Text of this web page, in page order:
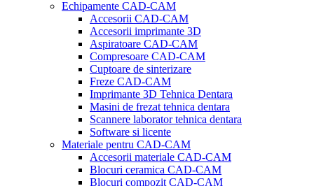
Echipamente CAD-CAM
Accesorii CAD-CAM
Accesorii imprimante 3D
Aspiratoare CAD-CAM
Compresoare CAD-CAM
Cuptoare de sinterizare
Freze CAD-CAM
Imprimante 3D Tehnica Dentara
Masini de frezat tehnica dentara
Scannere laborator tehnica dentara
Software si licente
Materiale pentru CAD-CAM
Accesorii materiale CAD-CAM
Blocuri ceramica CAD-CAM
Blocuri compozit CAD-CAM